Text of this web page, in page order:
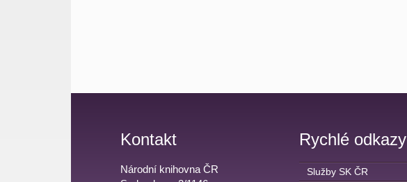
Kontakt
Národní knihovna ČR
Rychlé odkazy
Služby SK ČR